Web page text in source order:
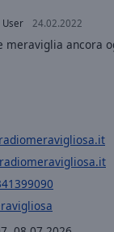
User 24.02.2022
meraviglia ancora